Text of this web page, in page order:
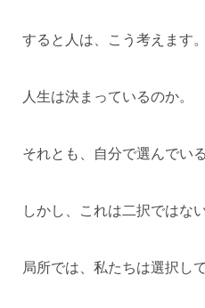
すると人は、こう考えます。
人生は決まっているのか。
それとも、自分で選んでいる
しかし、これは二択ではな
局所では、私たちは選択し